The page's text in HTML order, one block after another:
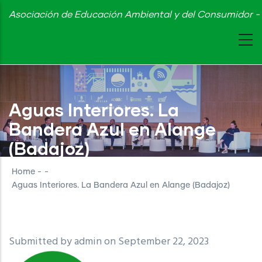
Skip
content
Asociación de Educación Ambiental y del Consumidor
Aguas Interiores. La
Bandera Azul en Alange
(Badajoz)
Home - -
Aguas Interiores. La Bandera Azul en Alange (Badajoz)
Submitted byadminon September 22, 2023